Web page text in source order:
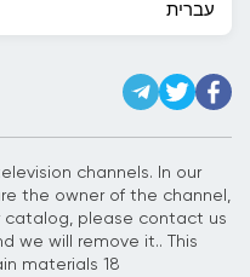
ברבדוס
ברזיל
ג&#039;יבוטי
עברית
channels. In our
the owner of the channel,
catalog, please contact us
we will remove it.. This
materials 18+